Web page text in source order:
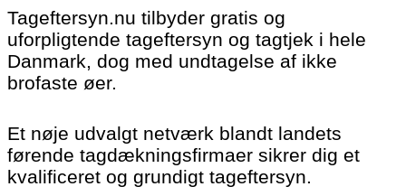
Tageftersyn.nu tilbyder gratis og
uforpligtende tageftersyn og tagtjek i hele
Danmark, dog med undtagelse af ikke
brofaste øer.
Et nøje udvalgt netværk blandt landets
førende tagdækningsfirmaer sikrer dig et
kvalificeret og grundigt tageftersyn.